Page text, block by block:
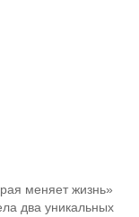
меняет жизнь»
два уникальных